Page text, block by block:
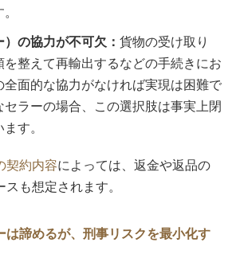
の協力が不可欠：貨物の受け取り
整えて再輸出するなどの手続きにお
全面的な協力がなければ実現は困難で
ラーの場合、この選択肢は事実上閉
す。
契約内容によっては、返金や返品の
も想定されます。
諦めるが、刑事リスクを最小化す